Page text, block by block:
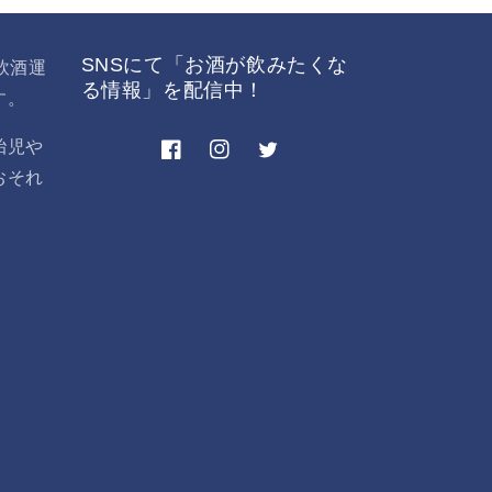
酒運
児や
それ
SNSにて「お酒が飲みたくな
る情報」を配信中！
FacebookInstagramTwitter